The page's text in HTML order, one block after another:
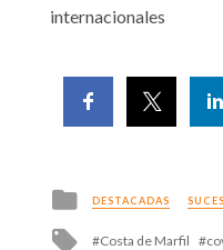
internacionales
Posted
in
DESTACADAS
Tagged
Costa de Marfil